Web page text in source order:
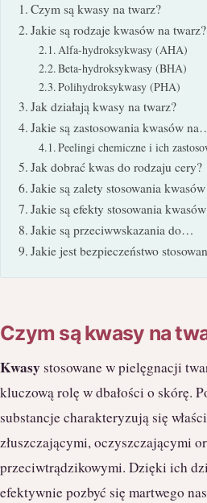
Czym są kwasy na twarz?
Jakie są rodzaje kwasów na twarz?
Alfa-hydroksykwasy (AHA)
Beta-hydroksykwasy (BHA)
Polihydroksykwasy (PHA)
Jak działają kwasy na twarz?
Jakie są zastosowania kwasów
Peelingi chemiczne i ich
Jak dobrać kwas do rodzaju cery?
Jakie są zalety stosowania
Jakie są efekty stosowania
Jakie są przeciwwskazania do…
Jakie jest bezpieczeństwo
Czym są kwasy na
Kwasy stosowane w pielęgnacji
kluczową rolę w dbałości o skórę.
substancje charakteryzują się
złuszczającymi, oczyszczającymi
przeciwtrądzikowymi. Dzięki ich
efektywnie pozbyć się martwego